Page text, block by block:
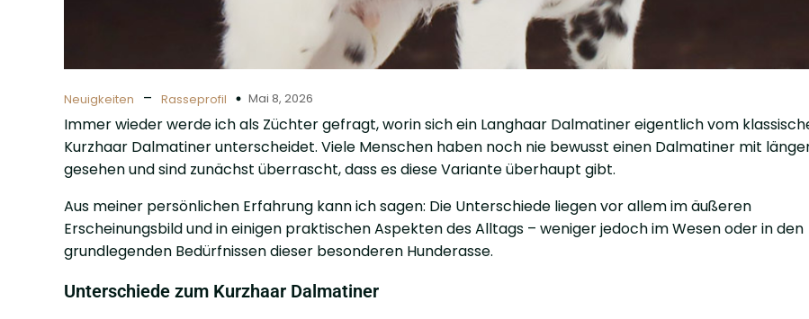
Neuigkeiten – Rasseprofil Mai 8, 2026
Immer wieder werde ich als Züchter gefragt, worin sich ein Langhaar Dalmatiner eigentlich vom
Kurzhaar Dalmatiner unterscheidet. Viele Menschen haben noch nie bewusst einen Dalmatiner mit
gesehen und sind zunächst überrascht, dass es diese Variante überhaupt gibt.
Aus meiner persönlichen Erfahrung kann ich sagen: Die Unterschiede liegen vor allem im äußeren
Erscheinungsbild und in einigen praktischen Aspekten des Alltags – weniger jedoch im Wesen oder in den
grundlegenden Bedürfnissen dieser besonderen Hunderasse.
Unterschiede zum Kurzhaar Dalmatiner